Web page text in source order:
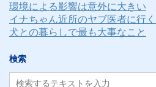
環境による影響は意外に大きい
イナちゃん近所のヤブ医者に行く
犬との暮らしで最も大事なこと
検索